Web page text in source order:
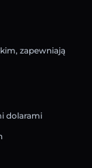
zapewniają
dolarami